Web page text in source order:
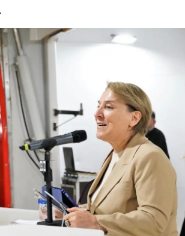
Edirne
Erzurum
Eskişehir
Gaziantep
Giresun
Gümüşhane
Hakkari